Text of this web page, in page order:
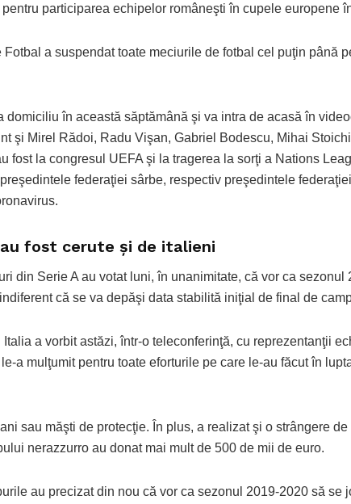
participarea echipelor româneşti în cupele europene
Fotbal a suspendat toate meciurile de fotbal cel puţin până
domiciliu în această săptămână şi va intra de acasă în
şi Mirel Rădoi, Radu Vişan, Gabriel Bodescu, Mihai
fost la congresul UEFA şi la tragerea la sorţi a Nations
federaţiei sârbe, respectiv preşedintele
fost cerute și de italieni
din Serie A au votat luni, în unanimitate, că vor ca sezonul
că se va depăşi data stabilită iniţial de final de
a vorbit astăzi, într-o teleconferinţă, cu reprezentanţii
a mulţumit pentru toate eforturile pe care le-au făcut în
sau măşti de protecţie. În plus, a realizat şi o strângere
nerazzurro au donat mai mult de 500 de mii de euro.
au precizat din nou că vor ca sezonul 2019-2020 să se